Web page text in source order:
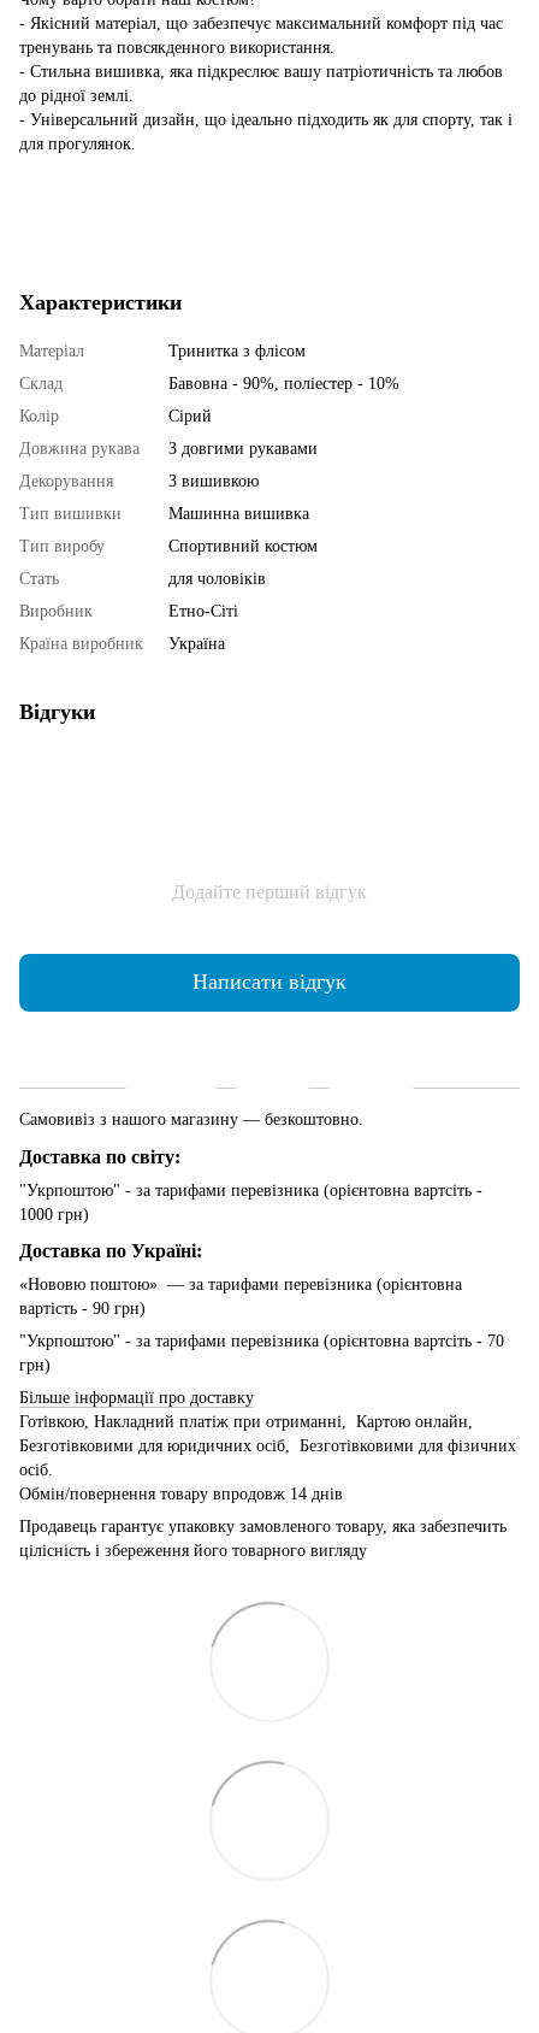
- Якісний матеріал, що забезпечує максимальний комфорт під час
тренувань та повсякденного використання.
- Стильна вишивка, яка підкреслює вашу патріотичність та любов
до рідної землі.
- Універсальний дизайн, що ідеально підходить як для спорту, так і
для прогулянок.
Характеристики
Матеріал
Тринитка з флісом
Склад
Бавовна - 90%, поліестер - 10%
Колір
Сірий
Довжина рукава
З довгими рукавами
Декорування
З вишивкою
Тип вишивки
Машинна вишивка
Тип виробу
Спортивний костюм
Стать
для чоловіків
Виробник
Етно-Сіті
Країна виробник
Україна
Відгуки
Додайте перший відгук
Написати відгук
Самовивіз з нашого магазину — безкоштовно.
Доставка по світу:
"Укрпоштою" - за тарифами перевізника (орієнтовна вартсіть -
1000 грн)
Доставка по Україні:
«Нововю поштою» — за тарифами перевізника (орієнтовна
вартість - 90 грн)
"Укрпоштою" - за тарифами перевізника (орієнтовна вартсіть - 70
грн)
Більше інформації про доставку
Готівкою, Накладний платіж при отриманні, Картою онлайн,
Безготівковими для юридичних осіб, Безготівковими для фізичних
осіб.
Обмін/повернення товару впродовж 14 днів
Продавець гарантує упаковку замовленого товару, яка забезпечить
цілісність і збереження його товарного вигляду